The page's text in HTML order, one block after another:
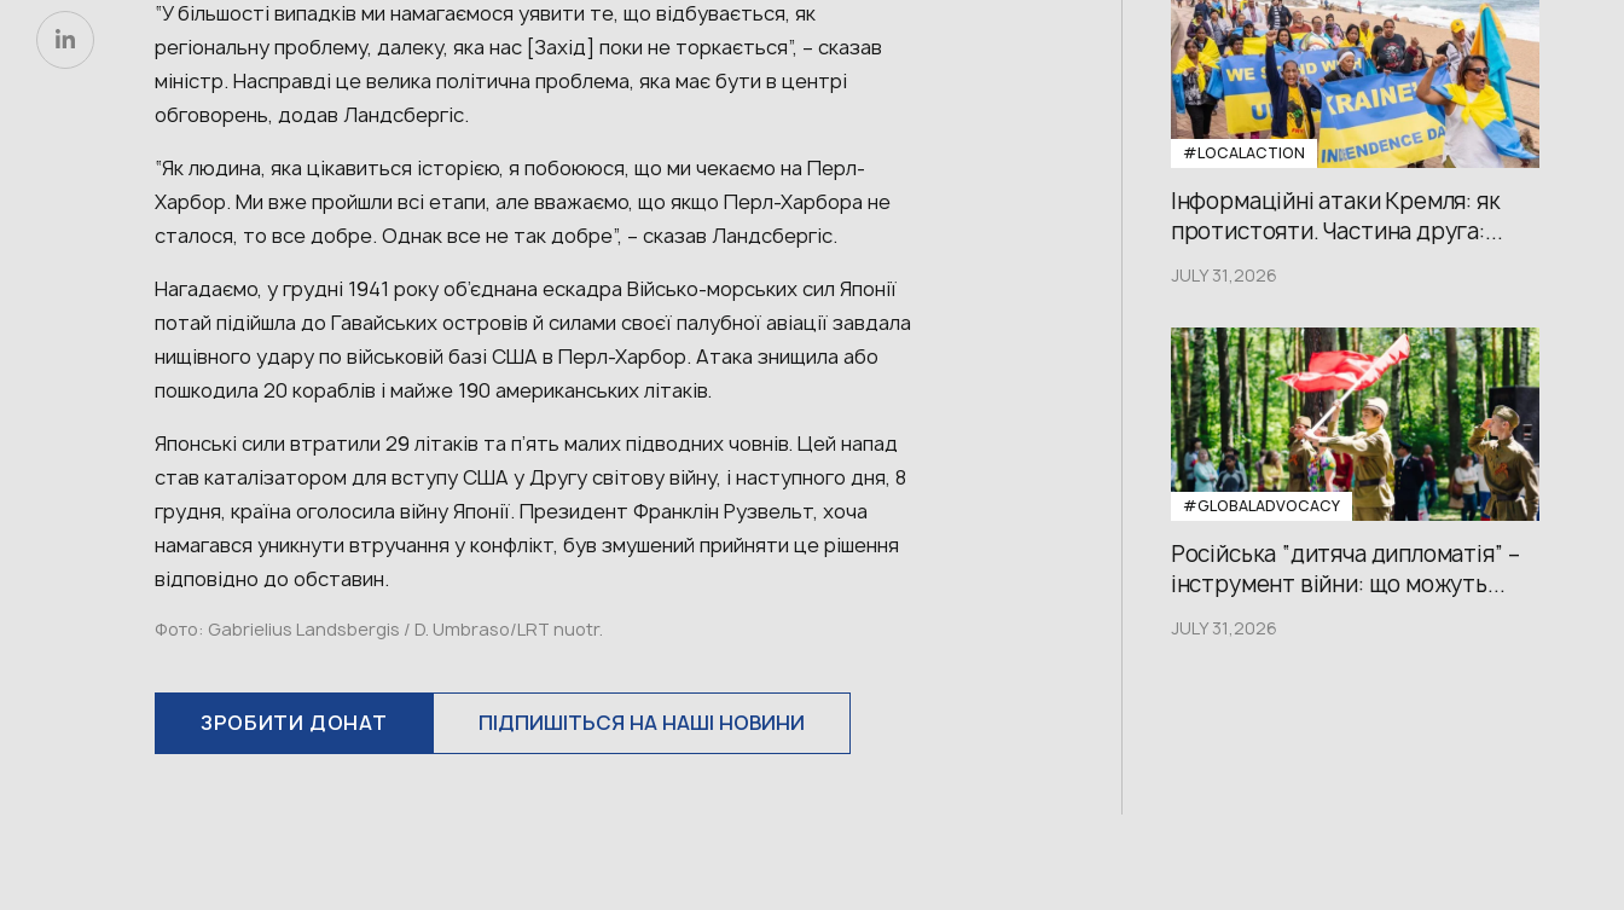
“У більшості випадків ми намагаємося уявити те, що відбувається, як
регіональну проблему, далеку, яка нас [Захід] поки не торкається”, – сказав
міністр. Насправді це велика політична проблема, яка має бути в центрі
обговорень, додав Ландсбергіс.
“Як людина, яка цікавиться історією, я побоююся, що ми чекаємо на Перл-
Харбор. Ми вже пройшли всі етапи, але вважаємо, що якщо Перл-Харбора не
сталося, то все добре. Однак все не так добре”, – сказав Ландсбергіс.
Нагадаємо, у грудні 1941 року об’єднана ескадра Військо-морських сил Японії
потай підійшла до Гавайських островів й силами своєї палубної авіації завдала
нищівного удару по військовій базі США в Перл-Харбор. Атака знищила або
пошкодила 20 кораблів і майже 190 американських літаків.
Японські сили втратили 29 літаків та п’ять малих підводних човнів. Цей напад
став каталізатором для вступу США у Другу світову війну, і наступного дня, 8
грудня, країна оголосила війну Японії. Президент Франклін Рузвельт, хоча
намагався уникнути втручання у конфлікт, був змушений прийняти це рішення
відповідно до обставин.
Фото: Gabrielius Landsbergis / D. Umbraso/LRT nuotr.
ЗРОБИТИ ДОНАТ ПІДПИШІТЬСЯ НА НАШІ НОВИНИ
#LOCALACTION
Інформаційні атаки Кремля: як
протистояти. Частина друга:...
JULY 31,2026
#GLOBALADVOCACY
Російська “дитяча дипломатія” –
інструмент війни: що можуть...
JULY 31,2026